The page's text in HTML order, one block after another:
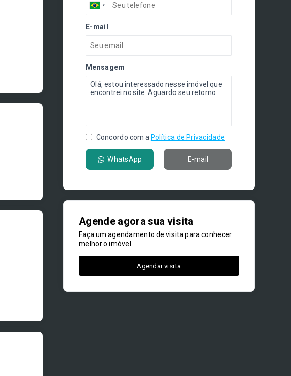
E-mail
Mensagem
Concordo com a Política de Privacidade
WhatsApp E-mail
Agende agora sua visita
Faça um agendamento de visita para conhecer
melhor o imóvel.
Agendar visita